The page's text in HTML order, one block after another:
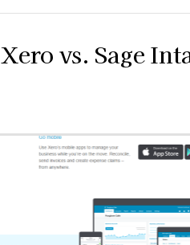
Xero vs. Sage